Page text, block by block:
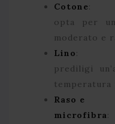
Cotone:
opta per
moderato e
Lino:
prediligi
temperatura
Raso e
microfibra: